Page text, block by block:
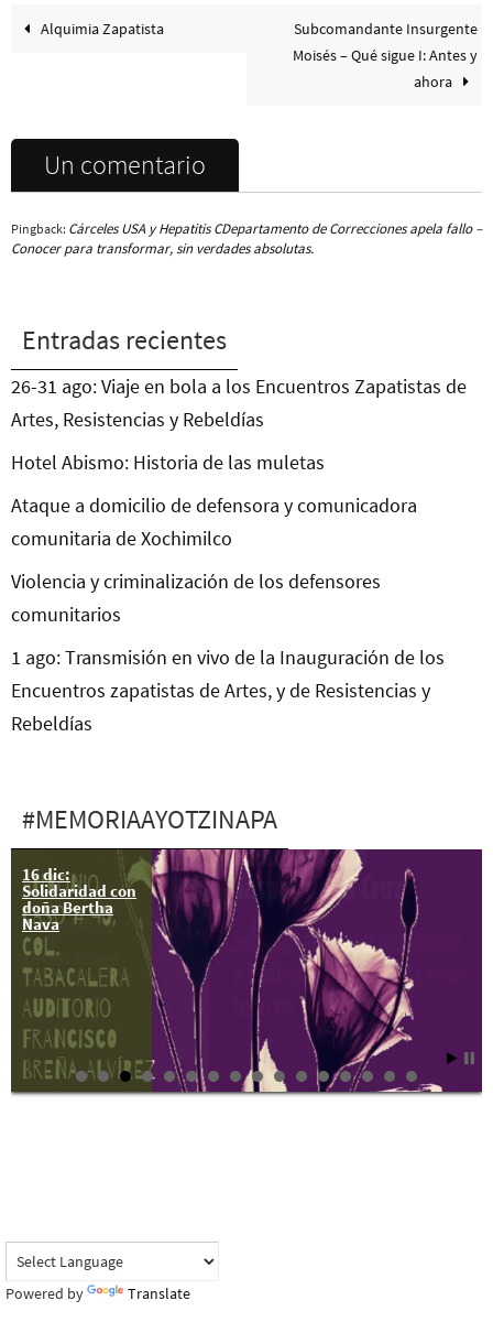
Alquimia Zapatista
Subcomandante Insurgente
Moisés – Qué sigue I: Antes y
ahora
Un comentario
Pingback: Cárceles USA y Hepatitis CDepartamento de Correcciones apela fallo –
Conocer para transformar, sin verdades absolutas.
Entradas recientes
26-31 ago: Viaje en bola a los Encuentros Zapatistas de
Artes, Resistencias y Rebeldías
Hotel Abismo: Historia de las muletas
Ataque a domicilio de defensora y comunicadora
comunitaria de Xochimilco
Violencia y criminalización de los defensores
comunitarios
1 ago: Transmisión en vivo de la Inauguración de los
Encuentros zapatistas de Artes, y de Resistencias y
Rebeldías
#MEMORIAAYOTZINAPA
16 dic:
Solidaridad con
doña Bertha
Nava
A 29 días
#YoTeNombro
Emiliano Alen
Gaspar de la
Cruz
#Ayotz1napa
#43Ayotzinapa
Powered by Translate